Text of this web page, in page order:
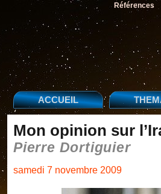
Références
ACCUEIL
Mon opinion sur
Pierre Dortiguier
samedi 7 novembre 2009